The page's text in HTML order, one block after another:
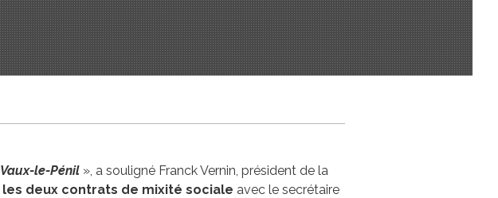
Vaux-le-Pénil », a souligné Franck Vernin, président de la
les deux contrats de mixité sociale avec le secrétaire